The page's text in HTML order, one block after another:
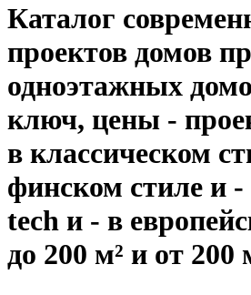
Каталог
проектов домов
одноэтажных
ключ, цены -
в классическом
финском стиле и -
tech и - в
до 200 м² и от 200